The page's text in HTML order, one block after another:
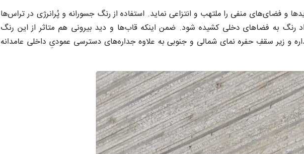
و فضای‌های منفی را ملتهب و انتزاعی نماید. استفاده از رنگ جسورانه و پُرانرژی در تراس‌ها
به فضاهای دخلی کشیده شود. ضمن اینکه قاب‌ها و دید بیرونی هم متاثر از این رنگ
و زیر سقفِ حفره نمای شمالی و جنوبی به علاوه جداره‌های دسترسی عمودیِ داخلی عامدانه